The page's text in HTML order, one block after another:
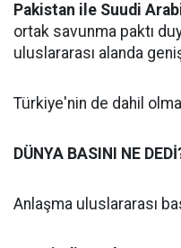
Pakistan ile Suudi
ortak savunma paktı
uluslararası alanda
Türkiye'nin de dahil
DÜNYA BASINI NE
Anlaşma uluslararası